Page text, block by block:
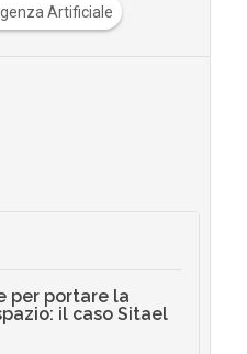
Artificiale
per portare la
il caso Sitael